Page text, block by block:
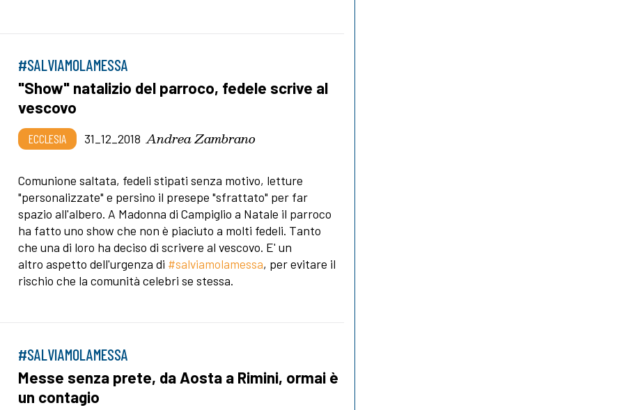
#SALVIAMOLAMESSA
"Show" natalizio del parroco, fedele scrive al
vescovo
ECCLESIA 31_12_2018 Andrea Zambrano
Comunione saltata, fedeli stipati senza motivo, letture
"personalizzate" e persino il presepe "sfrattato" per far
spazio all'albero. A Madonna di Campiglio a Natale il parroco
ha fatto uno show che non è piaciuto a molti fedeli. Tanto
che una di loro ha deciso di scrivere al vescovo. E' un
altro aspetto dell'urgenza di #salviamolamessa, per evitare il
rischio che la comunità celebri se stessa.
#SALVIAMOLAMESSA
Messe senza prete, da Aosta a Rimini, ormai è
un contagio